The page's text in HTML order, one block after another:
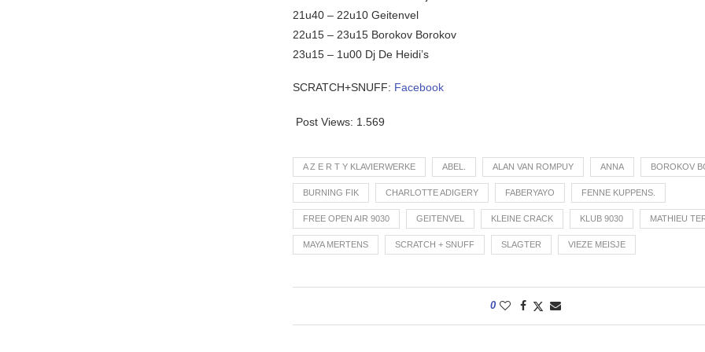
21u40 – 22u10 Geitenvel
22u15 – 23u15 Borokov Borokov
23u15 – 1u00 Dj De Heidi’s
SCRATCH+SNUFF: Facebook
Post Views: 1.569
A Z E R T Y KLAVIERWERKE ABEL. ALAN VAN ROMPUY ANNA BOROKOV
BURNING FIK CHARLOTTE ADIGERY FABERYAYO FENNE KUPPENS.
FREE OPEN AIR 9030 GEITENVEL KLEINE CRACK KLUB 9030 MATHIEU
MAYA MERTENS SCRATCH + SNUFF SLAGTER VIEZE MEISJE
0